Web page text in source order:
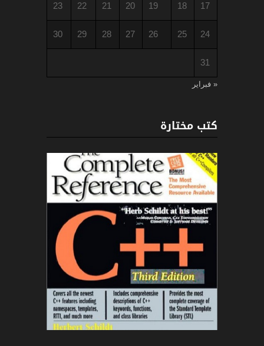
17
18
19
20
21
22
23
24
25
26
27
28
29
30
31
« فبراير
كتب مختارة